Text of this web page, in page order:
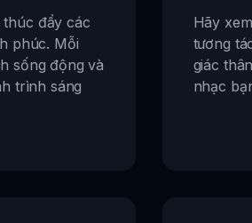
đẩy các
phúc. Mỗi
sống động và
trình sáng
Hãy
tương
giác
nhạc